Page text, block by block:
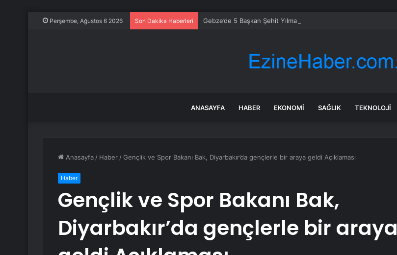
Perşembe, Ağustos 6 2026 Son Dakika Haberleri Gebze’de 5 Başkan Şehit Yılmaz Argon Caddesi’nde
ANASAYFA HABER EKONOMI SAĞLIK TEKNOLOJI
Anasayfa / Haber / Gençlik ve Spor Bakanı Bak, Diyarbakır’da gençlerle bir araya geldi Açıklaması
Haber
Gençlik ve Spor Bakanı Bak,
Diyarbakır’da gençlerle bir araya